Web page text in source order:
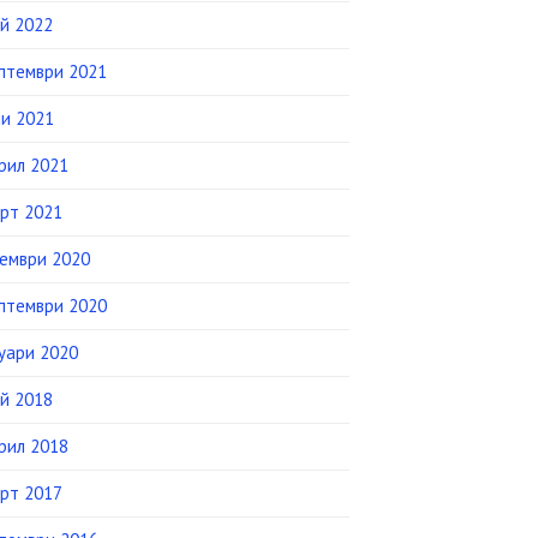
2022
2021
2021
2021
2021
2020
2020
2020
2018
2018
2017